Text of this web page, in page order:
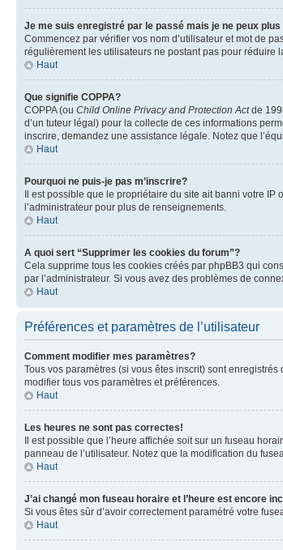
Je me suis enregistré par le passé mais je ne peux
Commencez par vérifier vos nom d’utilisateur et mot de
régulièrement les utilisateurs ne postant pas pour réduire
Haut
Que signifie COPPA?
COPPA (ou Child Online Privacy and Protection Actde
d’un tuteur légal) pour la collecte de ces informations
inscrire, demandez une assistance légale. Notez que
Haut
Pourquoi ne puis-je pas m’inscrire?
Il est possible que le propriétaire du site ait banni votre
l’administrateur pour plus de renseignements.
Haut
A quoi sert “Supprimer les cookies du forum”?
Cela supprime tous les cookies créés par phpBB3 qui
par l’administrateur. Si vous avez des problèmes de
Haut
Préférences et paramètres de l’utilisateur
Comment modifier mes paramètres?
Tous vos paramètres (si vous êtes inscrit) sont
modifier tous vos paramètres et préférences.
Haut
Les heures ne sont pas correctes!
Il est possible que l’heure affichée soit sur un fuseau
panneau de l’utilisateur. Notez que la modification du
Haut
J’ai changé mon fuseau horaire et l’heure est encore
Si vous êtes sûr d’avoir correctement paramétré votre
Haut